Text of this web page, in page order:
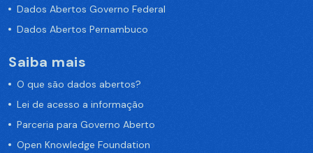
Dados Abertos Governo Federal
Dados Abertos Pernambuco
Saiba mais
O que são dados abertos?
Lei de acesso a informação
Parceria para Governo Aberto
Open Knowledge Foundation